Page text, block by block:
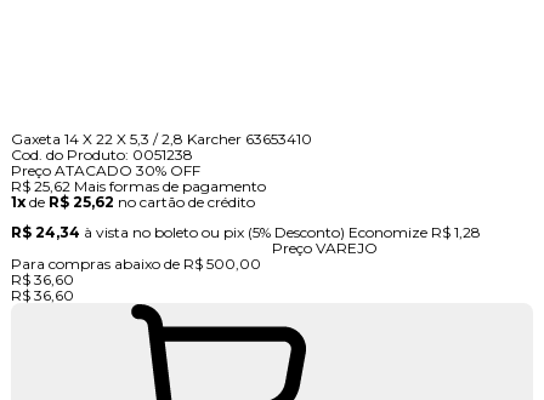
Gaxeta 14 X 22 X 5,3 / 2,8 Karcher 63653410
Cod. do Produto: 0051238
Preço ATACADO 30% OFF
R$ 25,62 Mais formas de pagamento
1xde R$ 25,62 no cartão de crédito
R$ 24,34 à vista no boleto ou pix (5% Desconto) Economize R$ 1,28
Preço VAREJO
Para compras abaixo de R$ 500,00
R$ 36,60
R$ 36,60